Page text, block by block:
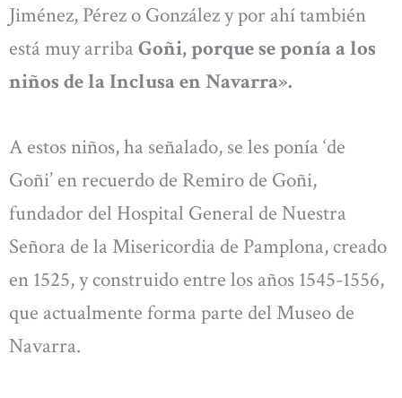
Jiménez, Pérez o González y por ahí también
está muy arriba Goñi, porque se ponía a los
niños de la Inclusa en Navarra».
A estos niños, ha señalado, se les ponía ‘de
Goñi’ en recuerdo de Remiro de Goñi,
fundador del Hospital General de Nuestra
Señora de la Misericordia de Pamplona, creado
en 1525, y construido entre los años 1545-1556,
que actualmente forma parte del Museo de
Navarra.